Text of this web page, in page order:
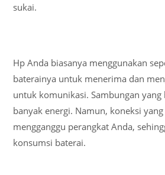
sukai.
Hp Anda biasanya menggunakan
baterainya untuk menerima dan
untuk komunikasi. Sambungan
banyak energi. Namun, koneksi
mengganggu perangkat Anda,
konsumsi baterai.